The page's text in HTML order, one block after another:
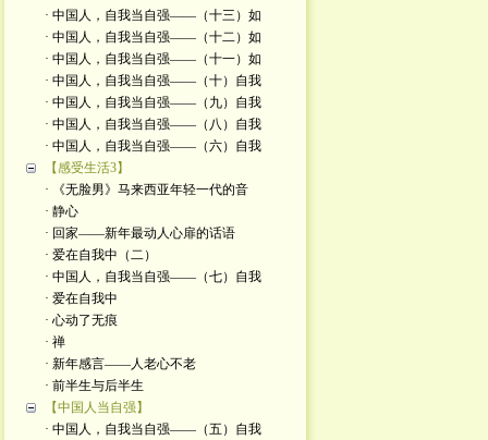
· 中国人，自我当自强——（十三）如
· 中国人，自我当自强——（十二）如
· 中国人，自我当自强——（十一）如
· 中国人，自我当自强——（十）自我
· 中国人，自我当自强——（九）自我
· 中国人，自我当自强——（八）自我
· 中国人，自我当自强——（六）自我
【感受生活3】
· 《无脸男》马来西亚年轻一代的音
· 静心
· 回家——新年最动人心扉的话语
· 爱在自我中（二）
· 中国人，自我当自强——（七）自我
· 爱在自我中
· 心动了无痕
· 禅
· 新年感言——人老心不老
· 前半生与后半生
【中国人当自强】
· 中国人，自我当自强——（五）自我